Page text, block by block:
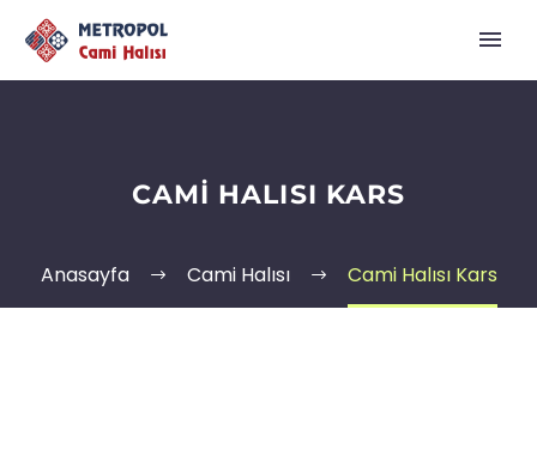
CAMI HALISI KARS
Anasayfa Cami Halısı Cami Halısı Kars